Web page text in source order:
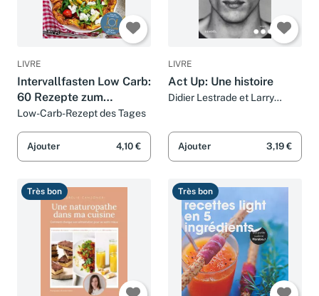
LIVRE
Intervallfasten Low Carb:
60 Rezepte zum
Abnehmen und Genießen
Methode (Low-Carb-
Rezept des Tages, Band
Low-Carb-Rezept des Tages
Ajouter 4,10 €
LIVRE
Act Up: Une histoire
Didier Lestrade et Larry
Ajouter 3,19 €
Très bon Très bon